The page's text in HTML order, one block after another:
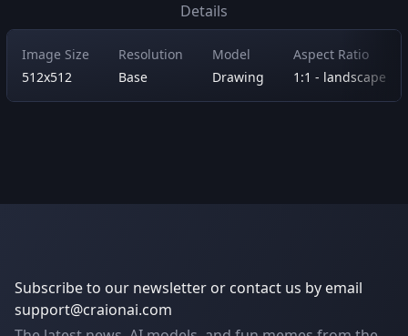
Details
Image Size
512x512
Resolution
Base
Model
Drawing
Aspect Ratio
1:1 - landscape
Subscribe to our newsletter or contact us by email
support@craionai.com